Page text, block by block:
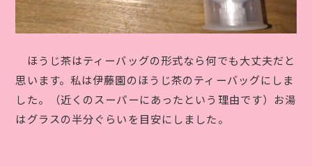
ほうじ茶はティーバッグの形式なら何でも大丈夫だと
思います。私は伊藤園のほうじ茶のティーバッグにしま
した。（近くのスーパーにあったという理由です）お湯
はグラスの半分ぐらいを目安にしました。